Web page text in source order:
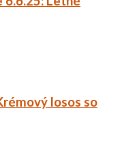
losos so